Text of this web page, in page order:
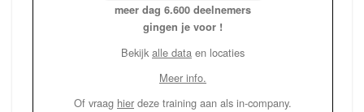
meer dag 6.600 deelnemers
gingen je voor !
Bekijk alle data en locaties
Meer info.
Of vraag hier deze training aan als in-company.